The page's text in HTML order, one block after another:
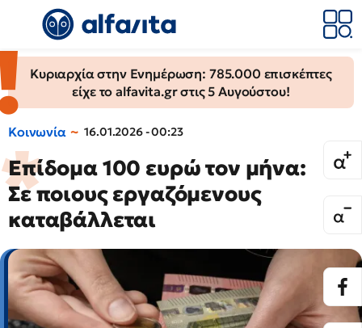
Κυριαρχία στην Ενημέρωση: 785.000 επισκέπτες
είχε το alfavita.gr στις 5 Αυγούστου!
Κοινωνία 16.01.2026 - 00:23
Επίδομα 100 ευρώ τον μήνα:
Σε ποιους εργαζόμενους
καταβάλλεται